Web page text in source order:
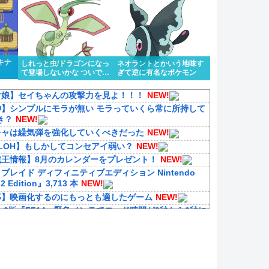
ナ
しれっと虫/ドラゴンになっ
て登場しないかな ついでに
色眼鏡辺りも貰って
ネオラントとかいう地味す
ぎて逆に有名なポケモン
】セイちゃんの攻撃力を見よ！！！
NEW!
シンプルにモラが無い モラっていくら常に所持して
？ NEW!
は繰気弾を強化していくべきだった NEW!
】もしかしてコンセアイ弱い？ NEW!
情報】8月のカレンダーをプレゼント！
NEW!
レイド ディフィニティブエディション Nintendo
Edition』3,713 本 NEW!
映画化するのにもっとも適したゲーム NEW!
版『FF14』緊急メンテでロード時間が8秒から6秒に